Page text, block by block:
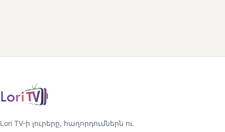
Lori TV-ի լուրերը, հաղորդումներն ու